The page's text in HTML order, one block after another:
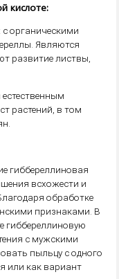
кислоте:
органическими
Являются
развитие листвы,
растений, в том
гиббереллиновая
всхожести и
обработке
признаками. В
гиббереллиновую
с мужскими
пыльцу с одного
или как вариант